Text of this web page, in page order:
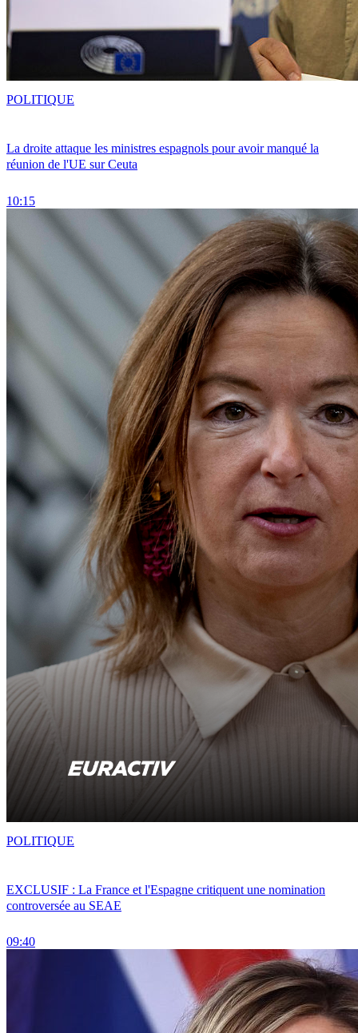
La droite attaque les ministres espagnols pour avoir manqué la
réunion de l'UE sur Ceuta
10:15
POLITIQUE
EXCLUSIF : La France et l'Espagne critiquent une nomination
controversée au SEAE
09:40
POLITIQUE